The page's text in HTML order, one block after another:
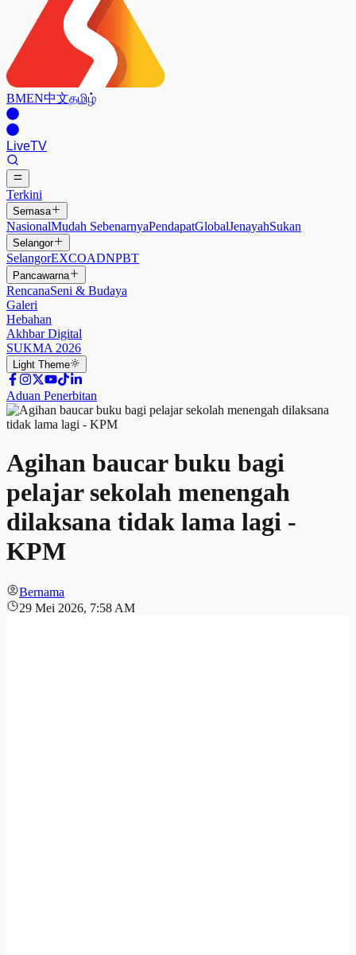
BMEN中文தமிழ்
LiveTV
Terkini
Semasa
NasionalMudah SebenarnyaPendapatGlobalJenayahSukan
Selangor
SelangorEXCOADNPBT
Pancawarna
RencanaSeni & Budaya
Galeri
Hebahan
Akhbar Digital
SUKMA 2026
Light Theme
Aduan Penerbitan
Agihan baucar buku bagi
pelajar sekolah menengah
dilaksana tidak lama lagi -
KPM
Bernama
29 Mei 2026, 7:58 AM